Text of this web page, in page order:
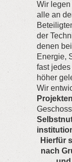
Wir
alle an
der
denen
Energie,
fast
höher
Wir
Hierfür
nach